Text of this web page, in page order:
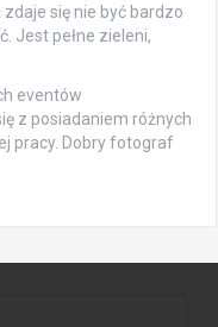
się nie być bardzo
Jest pełne zieleni,
eventów
z posiadaniem różnych
pracy. Dobry fotograf